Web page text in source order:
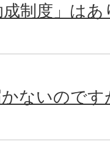
成制度」は
ないのです